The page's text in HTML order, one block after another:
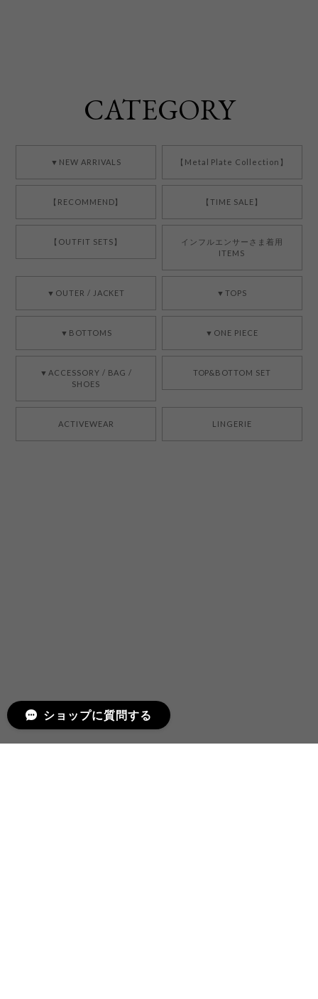
CATEGORY
▼NEW ARRIVALS 【Metal Plate Collection】
【RECOMMEND】 【TIME SALE】
【OUTFIT SETS】
インフルエンサーさま着用
ITEMS
▼OUTER / JACKET ▼TOPS
▼BOTTOMS ▼ONE PIECE
▼ACCESSORY / BAG /
SHOES
TOP&BOTTOM SET
ACTIVEWEAR LINGERIE
ショップに質問する